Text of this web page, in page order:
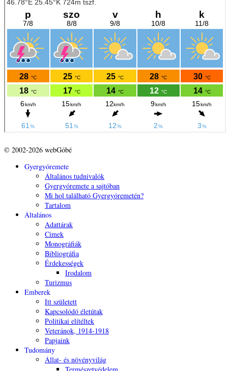
© 2002-2026 webGóbé
Gyergyóremete
Általános tudnivalók
Gyergyóremete a sajtóban
Mi hol található Gyergyóremetén?
Tartalom
Általános
Adattárak
Címek
Monográfiák
Bibliográfia
Érdekességek
Irodalom
Turizmus
Emberek
Itt született
Kapcsolódó életútak
Politikai elítéltek
Veteránok, 1914-1918
Papjaink
Tudomány
Állat- és növényvilág